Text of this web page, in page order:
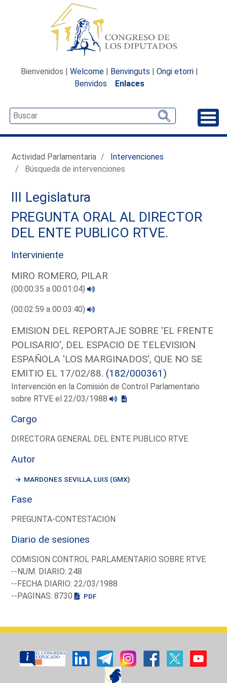
Bienvenidos | Welcome | Benvinguts | Ongi etorri |
Benvidos
Enlaces
Actividad Parlamentaria
Intervenciones
Búsqueda de intervenciones
III Legislatura
PREGUNTA ORAL AL DIRECTOR
DEL ENTE PUBLICO RTVE.
Interviniente
MIRO ROMERO, PILAR
(00:00:35 a 00:01:04)
(00:02:59 a 00:03:40)
EMISION DEL REPORTAJE SOBRE 'EL FRENTE
POLISARIO', DEL ESPACIO DE TELEVISION
ESPAÑOLA 'LOS MARGINADOS', QUE NO SE
EMITIO EL 17/02/88. (182/000361)
Intervención en la Comisión de Control Parlamentario
sobre RTVE el 22/03/1988
Cargo
DIRECTORA GENERAL DEL ENTE PUBLICO RTVE
Autor
MARDONES SEVILLA, LUIS (GMX)
Fase
PREGUNTA-CONTESTACION
Diario de sesiones
COMISION CONTROL PARLAMENTARIO SOBRE RTVE
--NUM. DIARIO: 248
--FECHA DIARIO: 22/03/1988
--PAGINAS: 8730
PDF